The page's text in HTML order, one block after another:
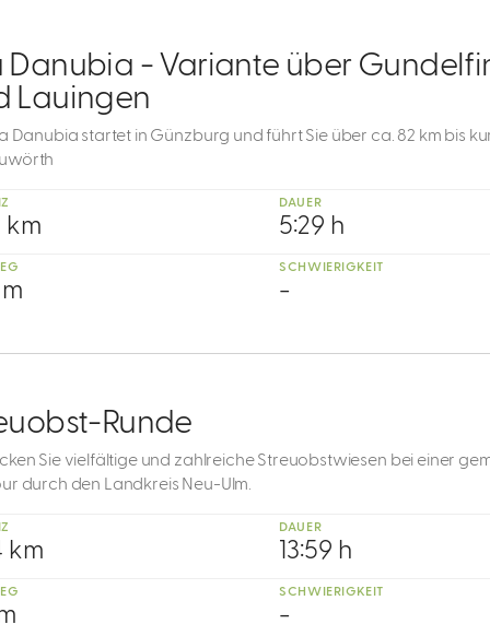
Danubia - Variante über
Lauingen
Danubia startet in Günzburg und führt Sie über ca. 82 km bis
km
DAUER
5:29 h
SCHWIERIGKEIT
-
Runde
Sie vielfältige und zahlreiche Streuobstwiesen bei einer
durch den Landkreis Neu-Ulm.
km
DAUER
13:59 h
SCHWIERIGKEIT
-